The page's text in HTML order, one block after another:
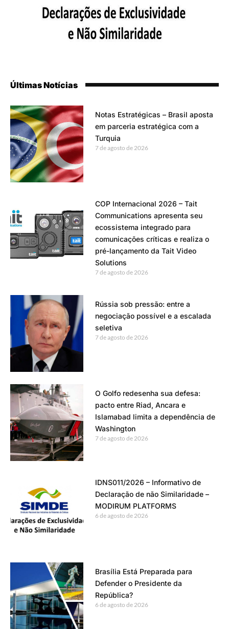
Últimas Notícias
Notas Estratégicas – Brasil aposta
em parceria estratégica com a
Turquia
7 de agosto de 2026
COP Internacional 2026 – Tait
Communications apresenta seu
ecossistema integrado para
comunicações críticas e realiza o
pré-lançamento da Tait Video
Solutions
7 de agosto de 2026
Rússia sob pressão: entre a
negociação possível e a escalada
seletiva
7 de agosto de 2026
O Golfo redesenha sua defesa:
pacto entre Riad, Ancara e
Islamabad limita a dependência de
Washington
7 de agosto de 2026
IDNS011/2026 – Informativo de
Declaração de não Similaridade –
MODIRUM PLATFORMS
6 de agosto de 2026
Brasília Está Preparada para
Defender o Presidente da
República?
6 de agosto de 2026